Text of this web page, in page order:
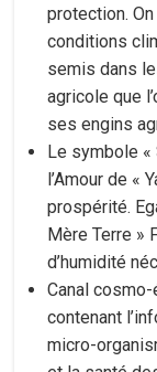
protection.
conditions
semis dans
agricole que
ses engins
Le symbole «
l’Amour de «
prospérité.
Mère Terre »
d’humidité
Canal
contenant
micro-